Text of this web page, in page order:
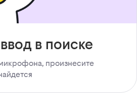
в поиске
произнесите